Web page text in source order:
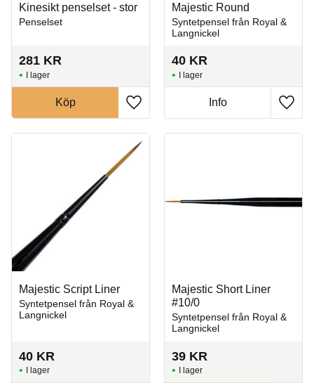
Kinesikt penselset - stor
Penselset
281 KR
Lägg till i favoriter
I lager
Köp
Majestic Round
Syntetpensel från Royal &
Langnickel
40 KR
Lägg
I lager
Info
Majestic Script Liner
Syntetpensel från Royal &
Langnickel
40 KR
I lager
Majestic Short Liner
#10/0
Syntetpensel från Royal &
Langnickel
39 KR
I lager